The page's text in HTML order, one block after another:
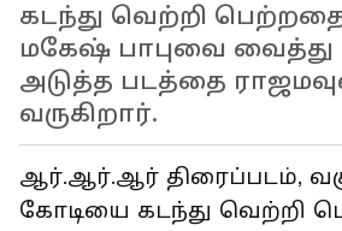
கடந்து வெற்றி
மகேஷ் பாபுவை வைத்து
அடுத்த படத்தை
வருகிறார்.
ஆர்.ஆர்.ஆர் திரைப்படம்,
கோடியை கடந்து வெற்றி